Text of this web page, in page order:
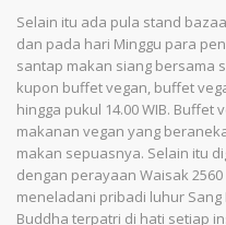
Selain itu ada pula stand
dan pada hari Minggu para
santap makan siang bersama
kupon buffet vegan, buffet
hingga pukul 14.00 WIB.
makanan vegan yang
makan sepuasnya. Selain itu
dengan perayaan Waisak
meneladani pribadi luhur
Buddha terpatri di hati setiap